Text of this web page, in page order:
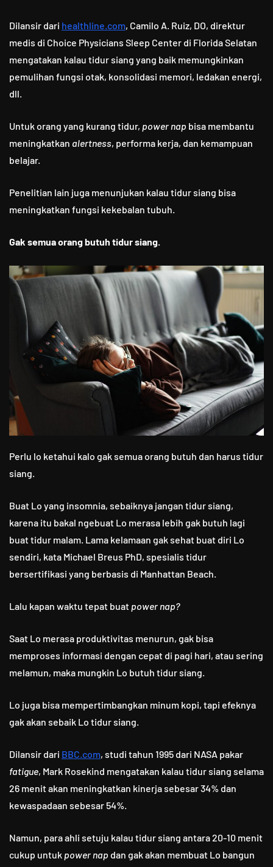
Dilansir dari healthline.com, Camilo A. Ruiz, DO, direktur
medis di Choice Physicians Sleep Center di Florida Selatan
mengatakan kalau tidur siang yang baik memungkinkan
pemulihan fungsi otak, konsolidasi memori, ledakan energi,
dll.
Untuk orang yang kurang tidur, power nap bisa membantu
meningkatkan alertness, performa kerja, dan kemampuan
belajar.
Penelitian lain juga menunjukan kalau tidur siang bisa
meningkatkan fungsi kekebalan tubuh.
Gak semua orang butuh tidur siang.
Perlu lo ketahui kalo gak semua orang butuh dan harus tidur
siang.
Buat Lo yang insomnia, sebaiknya jangan tidur siang,
karena itu bakal ngebuat Lo merasa lebih gak butuh lagi
buat tidur malam. Lama kelamaan gak sehat buat diri Lo
sendiri, kata Michael Breus PhD, spesialis tidur
bersertifikasi yang berbasis di Manhattan Beach.
Lalu kapan waktu tepat buat power nap?
Saat Lo merasa produktivitas menurun, gak bisa
memproses informasi dengan cepat di pagi hari, atau sering
melamun, maka mungkin Lo butuh tidur siang.
Lo juga bisa mempertimbangkan minum kopi, tapi efeknya
gak akan sebaik Lo tidur siang.
Dilansir dari BBC.com, studi tahun 1995 dari NASA pakar
fatigue, Mark Rosekind mengatakan kalau tidur siang selama
26 menit akan meningkatkan kinerja sebesar 34% dan
kewaspadaan sebesar 54%.
Namun, para ahli setuju kalau tidur siang antara 20-10 menit
cukup untuk power nap dan gak akan membuat Lo bangun